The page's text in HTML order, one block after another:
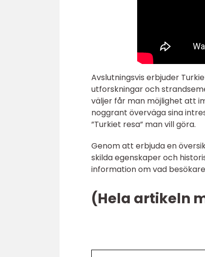
Avslutningsvis erbjuder
utforskningar och
väljer får man möjlighet att
noggrant överväga sina
”Turkiet resa” man vill göra.
Genom att erbjuda en
skilda egenskaper och
information om vad
(Hela artikeln